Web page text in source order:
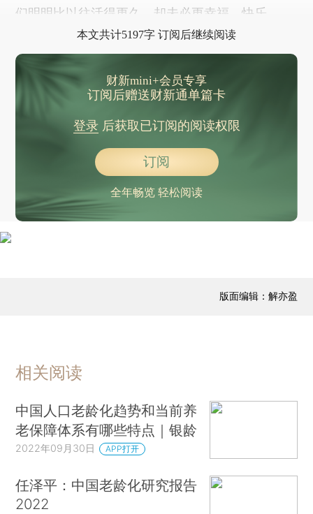
们明明比以往活得更久，却未必更幸福、快乐。
本文共计5197字 订阅后继续阅读
财新mini+会员专享
订阅后赠送财新通单篇卡
登录后获取已订阅的阅读权限
订阅
全年畅览 轻松阅读
版面编辑：解亦盈
相关阅读
中国人口老龄化趋势和当前养
老保障体系有哪些特点｜银龄
2022年09月30日 APP打开
任泽平：中国老龄化研究报告
2022